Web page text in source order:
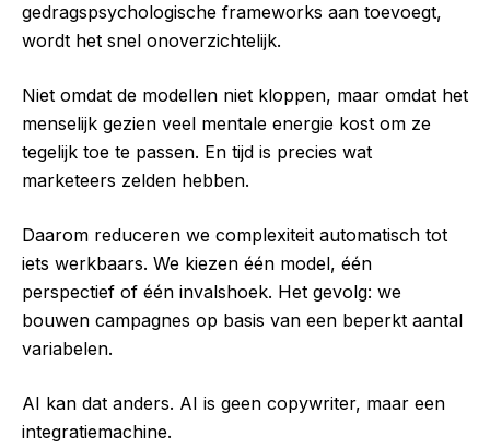
gedragspsychologische frameworks aan toevoegt,
wordt het snel onoverzichtelijk.
Niet omdat de modellen niet kloppen, maar omdat het
menselijk gezien veel mentale energie kost om ze
tegelijk toe te passen. En tijd is precies wat
marketeers zelden hebben.
Daarom reduceren we complexiteit automatisch tot
iets werkbaars. We kiezen één model, één
perspectief of één invalshoek. Het gevolg: we
bouwen campagnes op basis van een beperkt aantal
variabelen.
AI kan dat anders. AI is geen copywriter, maar een
integratiemachine.